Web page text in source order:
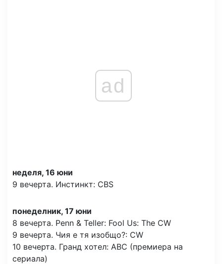
ad
неделя, 16 юни
9 вечерта. Инстинкт: CBS
понеделник, 17 юни
8 вечерта. Penn & Teller: Fool Us: The CW
9 вечерта. Чия е тя изобщо?: CW
10 вечерта. Гранд хотел: ABC (премиера на
сериала)